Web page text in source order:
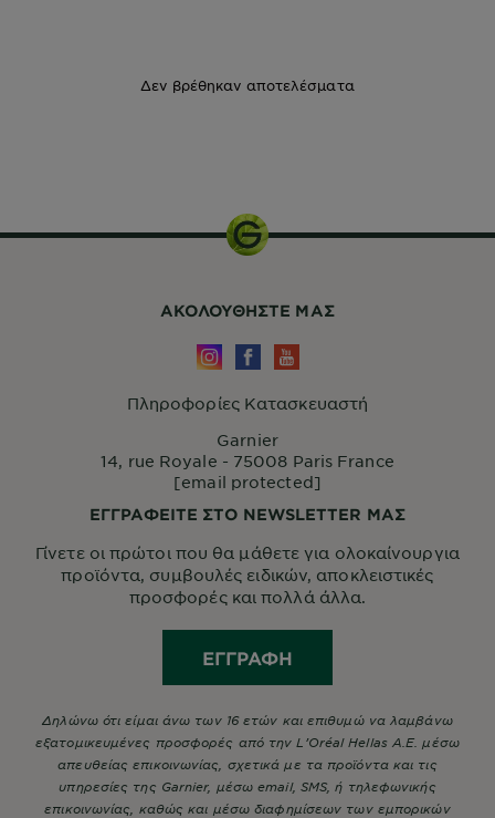
Δεν βρέθηκαν αποτελέσματα
ΑΚΟΛΟΥΘHΣΤΕ ΜΑΣ
Πληροφορίες Κατασκευαστή
Garnier
14, rue Royale - 75008 Paris France
[email protected]
ΕΓΓΡΑΦΕΙΤΕ ΣΤΟ NEWSLETTER ΜΑΣ
Γίνετε οι πρώτοι που θα μάθετε για ολοκαίνουργια
προϊόντα, συμβουλές ειδικών, αποκλειστικές
προσφορές και πολλά άλλα.
ΕΓΓΡΑΦΉ
Δηλώνω ότι είμαι άνω των 16 ετών και επιθυμώ να λαμβάνω
εξατομικευμένες προσφορές από την L’Oréal Hellas A.E. μέσω
απευθείας επικοινωνίας, σχετικά με τα προϊόντα και τις
υπηρεσίες της Garnier, μέσω email, SMS, ή τηλεφωνικής
επικοινωνίας, καθώς και μέσω διαφημίσεων των εμπορικών